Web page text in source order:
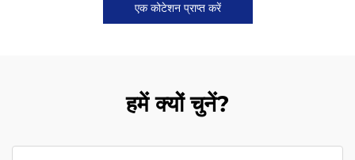
एक कोटेशन प्राप्त करें
हमें क्यों चुनें?